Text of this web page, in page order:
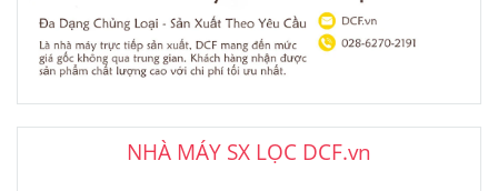
NHÀ MÁY SX LỌC DCF.vn